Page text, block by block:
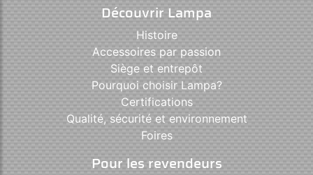
Découvrir Lampa
Histoire
Accessoires par passion
Siège et entrepôt
Pourquoi choisir Lampa?
Certifications
Qualité, sécurité et environnement
Foires
Pour les revendeurs